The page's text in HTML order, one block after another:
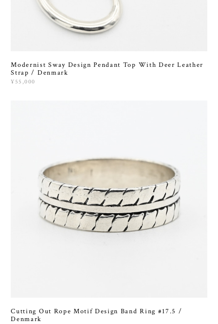
Modernist Sway Design Pendant Top With Deer Leather
Strap / Denmark
¥55,000
Cutting Out Rope Motif Design Band Ring #17.5 /
Denmark